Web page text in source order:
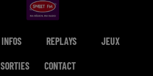
INFOS REPLAYS JEUX
SORTIES CONTACT